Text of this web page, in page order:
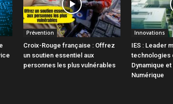
Prévention
Croix-Rouge française : Offrez
un soutien essentiel aux
personnes les plus vulnérables
Innovations
IES : Leader
technologies
Dynamique
Numérique